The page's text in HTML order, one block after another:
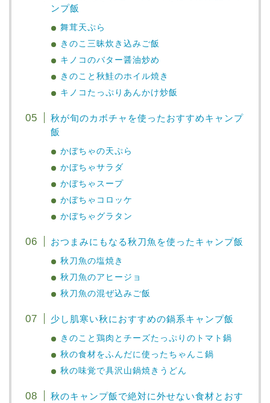
ンプ飯
舞茸天ぷら
きのこ三昧炊き込みご飯
キノコのバター醤油炒め
きのこと秋鮭のホイル焼き
キノコたっぷりあんかけ炒飯
秋が旬のカボチャを使ったおすすめキャンプ
飯
かぼちゃの天ぷら
かぼちゃサラダ
かぼちゃスープ
かぼちゃコロッケ
かぼちゃグラタン
おつまみにもなる秋刀魚を使ったキャンプ飯
秋刀魚の塩焼き
秋刀魚のアヒージョ
秋刀魚の混ぜ込みご飯
少し肌寒い秋におすすめの鍋系キャンプ飯
きのこと鶏肉とチーズたっぷりのトマト鍋
秋の食材をふんだに使ったちゃんこ鍋
秋の味覚で具沢山鍋焼きうどん
秋のキャンプ飯で絶対に外せない食材とおす